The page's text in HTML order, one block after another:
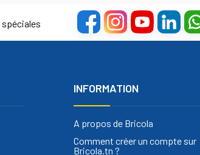
INFORMATION
A propos de Bricola
Comment créer un compte sur
Bricola.tn ?